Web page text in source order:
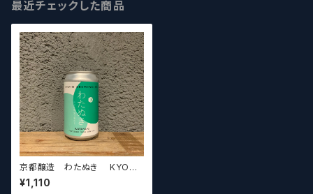
最近チェックした商品
京都醸造 わたぬき KYOTO
BREWING CO. (WATANUKI)
【クラフトビールシザーズ】
¥1,110